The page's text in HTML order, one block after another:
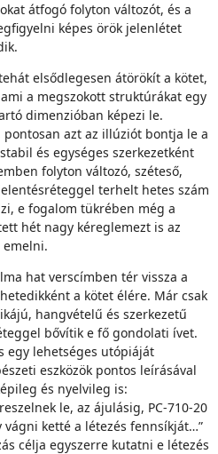
átfogó folyton változót, és a
képes örök jelenlétet
elsődlegesen átörökít a kötet,
a megszokott struktúrákat egy
dimenzióban képezi le.
azt az illúziót bontja le a
és egységes szerkezetként
folyton változó, széteső,
terhelt hetes szám
e fogalom tükrében még a
hét nagy kéreglemezt is az
hat verscímben tér vissza a
a kötet élére. Már csak
hangvételű és szerkezetű
bővítik e fő gondolati ívet.
egy lehetséges utópiáját
eszközök pontos leírásával
és nyelvileg is:
le, az ájulásig, PC-710-20
vágni ketté a létezés fennsíkját…”
célja egyszerre kutatni e létezés